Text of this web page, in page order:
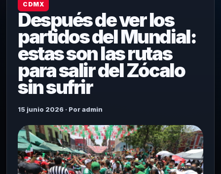
CDMX
Después de ver los
partidos del Mundial:
estas son las rutas
para salir del Zócalo
sin sufrir
15 junio 2026 · Por admin